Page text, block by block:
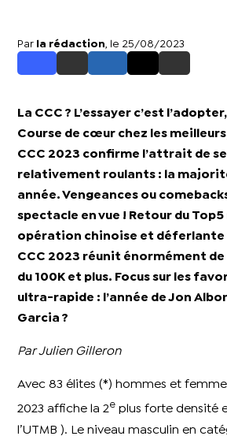
Par la rédaction , le 25/08/2023
La CCC ? L’essayer c’est
Course de cœur chez les
CCC 2023 confirme l’attrait de
relativement roulants : la
année. Vengeances ou
spectacle en vue ! Retour du
opération chinoise et déferlante
CCC 2023 réunit énormément
du 100K et plus. Focus sur les
ultra-rapide : l’année de Jon
Garcia ?
Par Julien Gilleron
Avec 83 élites (*) hommes et
2023 affiche la 2e plus forte densité
l’UTMB ). Le niveau masculin en